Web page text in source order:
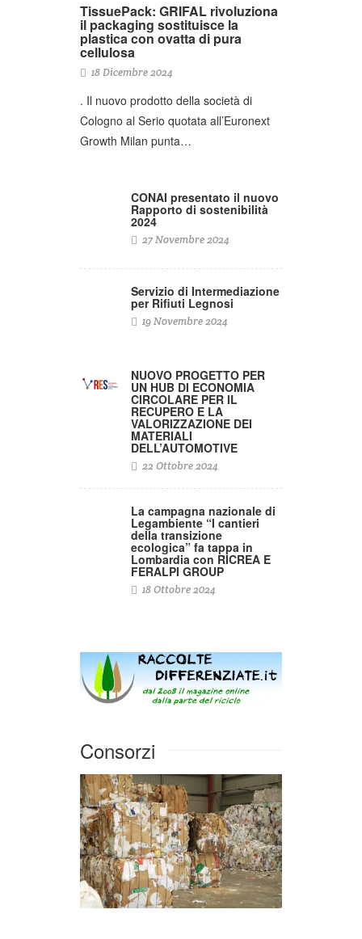
TissuePack: GRIFAL rivoluziona
il packaging sostituisce la
plastica con ovatta di pura
cellulosa
18 Dicembre 2024
. Il nuovo prodotto della società di
Cologno al Serio quotata all’Euronext
Growth Milan punta…
CONAI presentato il nuovo
Rapporto di sostenibilità
2024
27 Novembre 2024
Servizio di Intermediazione
per Rifiuti Legnosi
19 Novembre 2024
NUOVO PROGETTO PER
UN HUB DI ECONOMIA
CIRCOLARE PER IL
RECUPERO E LA
VALORIZZAZIONE DEI
MATERIALI
DELL’AUTOMOTIVE
22 Ottobre 2024
La campagna nazionale di
Legambiente “I cantieri
della transizione
ecologica” fa tappa in
Lombardia con RICREA E
FERALPI GROUP
18 Ottobre 2024
Consorzi